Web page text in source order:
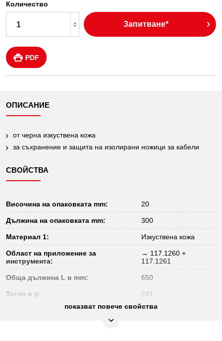
Количество
Запитване*
PDF
ОПИСАНИЕ
от черна изкуствена кожа
за съхранение и защита на изолирани ножици за кабели
СВОЙСТВА
Височина на опаковката mm: 20
Дължина на опаковката mm: 300
Материал 1: Изкуствена кожа
Област на приложение за
инструмента:
→ 117.1260 +
117.1261
Обща дължина L в mm: 650
Тегло в g: 241
черен
показват повече свойства